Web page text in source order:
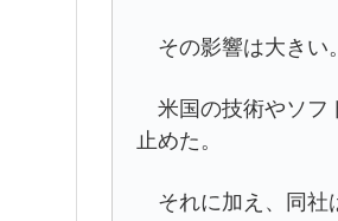
その影響は大きい。
米国の技術やソフ
止めた。
それに加え、同社